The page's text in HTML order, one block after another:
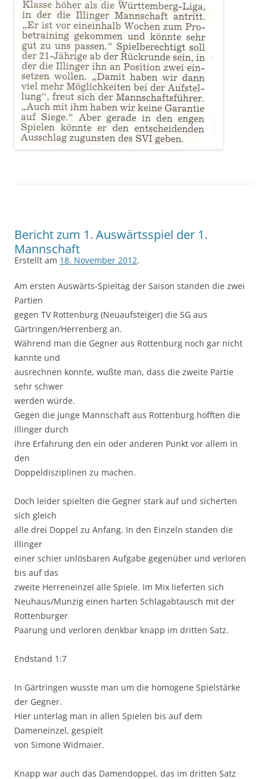
Bericht zum 1. Auswärtsspiel der 1.
Mannschaft
Erstellt am 18. November 2012.
Am ersten Auswärts-Spieltag der Saison standen die zwei
Partien
gegen TV Rottenburg (Neuaufsteiger) die SG aus
Gärtringen/Herrenberg an.
Während man die Gegner aus Rottenburg noch gar nicht
kannte und
ausrechnen konnte, wußte man, dass die zweite Partie
sehr schwer
werden würde.
Gegen die junge Mannschaft aus Rottenburg hofften die
Illinger durch
ihre Erfahrung den ein oder anderen Punkt vor allem in
den
Doppeldisziplinen zu machen.
Doch leider spielten die Gegner stark auf und sicherten
sich gleich
alle drei Doppel zu Anfang. In den Einzeln standen die
Illinger
einer schier unlösbaren Aufgabe gegenüber und verloren
bis auf das
zweite Herreneinzel alle Spiele. Im Mix lieferten sich
Neuhaus/Munzig einen harten Schlagabtausch mit der
Rottenburger
Paarung und verloren denkbar knapp im dritten Satz.
Endstand 1:7
In Gärtringen wusste man um die homogene Spielstärke
der Gegner.
Hier unterlag man in allen Spielen bis auf dem
Dameneinzel, gespielt
von Simone Widmaier.
Knapp war auch das Damendoppel, das im dritten Satz